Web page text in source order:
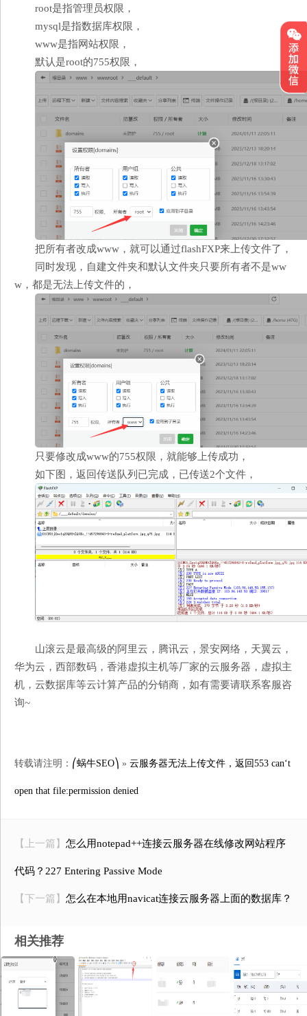
root是指管理员权限，
mysql是指数据库权限，
www是指网站权限，
默认是root的755权限，
把所有者改成www，就可以通过flashFXP来上传文件了，
同时发现，自建文件夹和默认文件夹只要所有者不是ww
w，都是无法上传文件的，
只要修改成www的755权限，就能够上传成功，
如下图，返回传送队列已完成，已传送2个文件，
山滚云是最高级的阿里云，腾讯云，景安网络，天翼云，
华为云，西部数码，香港虚拟主机等厂家的云服务器，虚拟主
机，云数据库等云计算产品的分销商，如有需要请联系客服咨
询~
转载请注明： ⎛蜗牛SEO⎞ » 云服务器无法上传文件，返回553 can‘t
open that file:permission denied
【上一篇】 怎么用notepad++连接云服务器在线修改网站程序
代码？227 Entering Passive Mode
【下一篇】 怎么在本地用navicat连接云服务器上面的数据库？
相关推荐